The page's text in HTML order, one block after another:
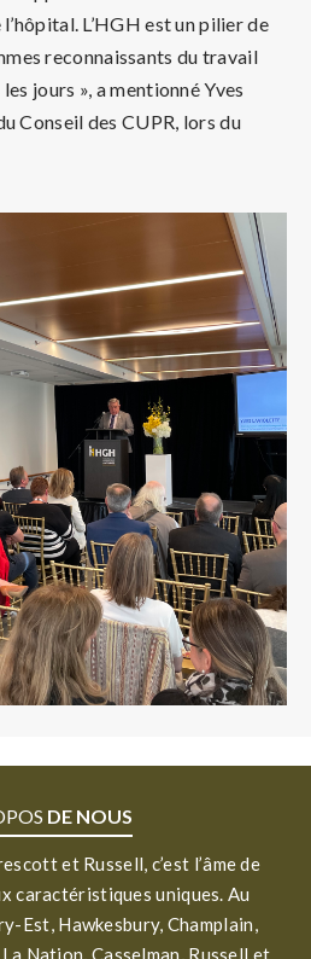
l’hôpital. L’HGH est un pilier de
reconnaissants du travail
jours », a mentionné Yves
Conseil des CUPR, lors du
DE NOUS
et Russell, c’est l’âme de
caractéristiques uniques. Au
Est, Hawkesbury, Champlain,
Nation, Casselman, Russell et